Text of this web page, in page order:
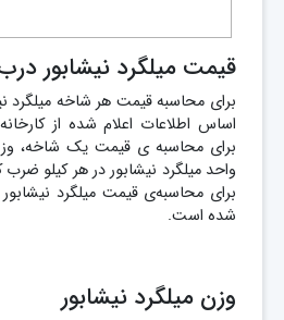
قیمت میلگرد نیشابور
برای محاسبه قیمت هر شاخه میلگرد
اساس اطلاعات اعلام شده از
برای محاسبه ی قیمت یک شاخه‌،
واحد میلگرد نیشابور در هر کیلو
برای محاسبه‌ی قیمت میلگرد
شده است.
وزن میلگرد نیشابور